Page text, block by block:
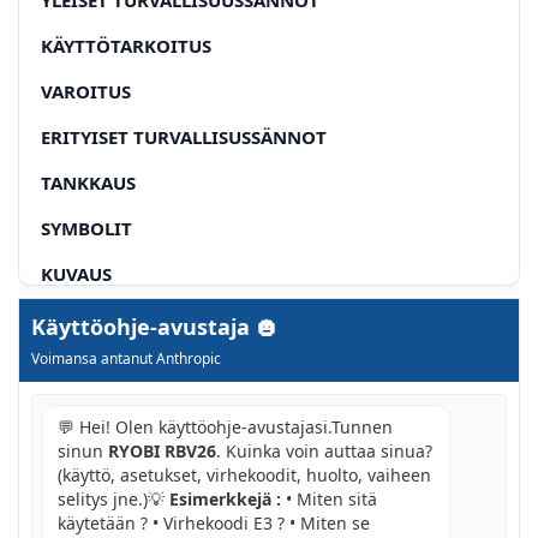
KÄYTTÖTARKOITUS
VAROITUS
ERITYISET TURVALLISUSSÄNNOT
TANKKAUS
SYMBOLIT
KUVAUS
KUVA 1A
KUVA 1B
KUVA 3
KUVA 4
Käyttöohje-avustaja
Voimansa antanut Anthropic
💬 Hei! Olen käyttöohje-avustajasi.Tunnen
sinun RYOBI RBV26. Kuinka voin auttaa sinua?
(käyttö, asetukset, virhekoodit, huolto, vaiheen
selitys jne.)💡 Esimerkkejä : • Miten sitä
käytetään ? • Virhekoodi E3 ? • Miten se